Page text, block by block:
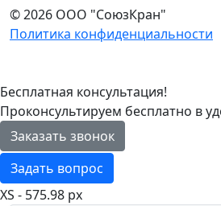
© 2026 ООО "СоюзКран"
Политика конфиденциальности
Бесплатная консультация!
Проконсультируем бесплатно в
Заказать звонок
Задать вопрос
XS - 575.98 px